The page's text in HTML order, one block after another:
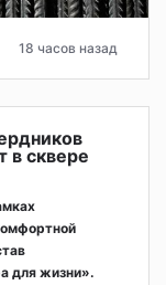
18 часов назад
в сквере
для жизни».